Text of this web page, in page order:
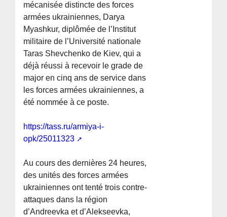
mécanisée distincte des forces
armées ukrainiennes, Darya
Myashkur, diplômée de l’Institut
militaire de l’Université nationale
Taras Shevchenko de Kiev, qui a
déjà réussi à recevoir le grade de
major en cinq ans de service dans
les forces armées ukrainiennes, a
été nommée à ce poste.
https://tass.ru/armiya-i-
opk/25011323
Au cours des dernières 24 heures,
des unités des forces armées
ukrainiennes ont tenté trois contre-
attaques dans la région
d’Andreevka et d’Alekseevka,